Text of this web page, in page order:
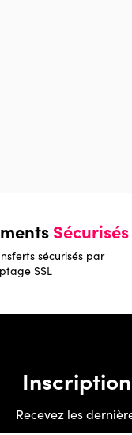
Sécurisés
sécurisés par
SSL
Recevez les